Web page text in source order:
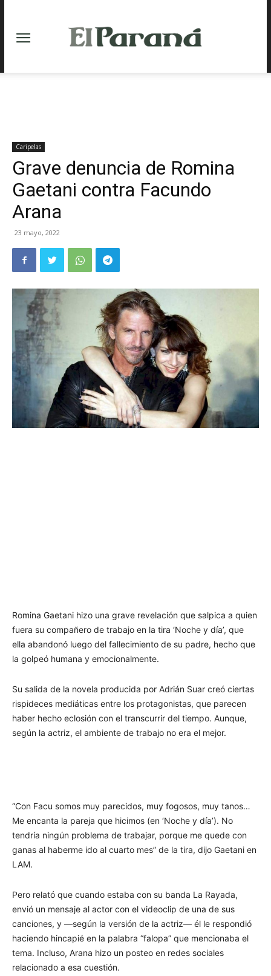
Caripelas
Grave denuncia de Romina
Gaetani contra Facundo
Arana
23 mayo, 2022
Romina Gaetani hizo una grave revelación que salpica a quien
fuera su compañero de trabajo en la tira ‘Noche y día’, que
ella abandonó luego del fallecimiento de su padre, hecho que
la golpeó humana y emocionalmente.
Su salida de la novela producida por Adrián Suar creó ciertas
rispideces mediáticas entre los protagonistas, que parecen
haber hecho eclosión con el transcurrir del tiempo. Aunque,
según la actriz, el ambiente de trabajo no era el mejor.
“Con Facu somos muy parecidos, muy fogosos, muy tanos…
Me encanta la pareja que hicimos (en ‘Noche y día’). No
tendría ningún problema de trabajar, porque me quede con
ganas al haberme ido al cuarto mes” de la tira, dijo Gaetani en
LAM.
Pero relató que cuando estaba con su banda La Rayada,
envió un mensaje al actor con el videoclip de una de sus
canciones, y —según la versión de la actriz— él le respondió
haciendo hincapié en la palabra “falopa” que mencionaba el
tema. Incluso, Arana hizo un posteo en redes sociales
relacionado a esa cuestión.